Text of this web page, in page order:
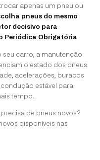
apenas um pneu ou
pneus do mesmo
decisivo para
Periódica Obrigatória.
seu carro, a manutenção
o estado dos pneus.
acelerações, buracos
estável para
tempo.
de pneus novos?
disponíveis nas